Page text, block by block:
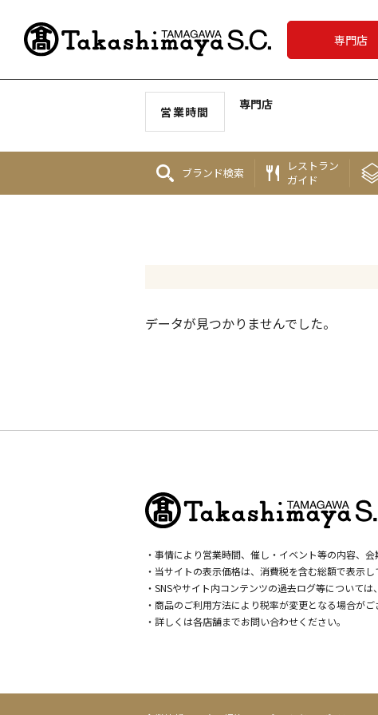
専門店
営業時間 専門店
ブランド検索
レストラン
ガイド
データが見つかりませんでした。
・事情により営業時間、催し・イベント等の内容、
・当サイトの表示価格は、消費税を含む総額で表示し
・SNSやサイト内コンテンツの過去ログ等について
・商品のご利用方法により税率が変更となる場合がご
・詳しくは各店舗までお問い合わせください。